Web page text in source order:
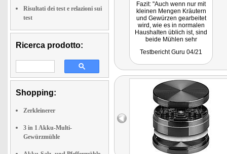
Risultati dei test e relazioni sui
test
Ricerca prodotto:
Shopping:
Zerkleinerer
3 in 1 Akku-Multi-
Gewürzmühle
Fazit: "Auch wenn nur mit
kleinen Mengen Kräutern
und Gewürzen gearbeitet
wird, wie es in normalen
Haushalten üblich ist, sind
beide Mühlen sehr
Testbericht Guru 04/21